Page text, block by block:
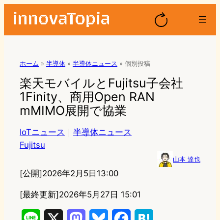
ホーム » 半導体 » 半導体ニュース » 個別投稿
楽天モバイルとFujitsu子会社
1Finity、商用Open RAN
mMIMO展開で協業
IoTニュース ｜ 半導体ニュース
Fujitsu
山本 達也
[公開]2026年2月5日13:00
[最終更新]2026年5月27日 15:01